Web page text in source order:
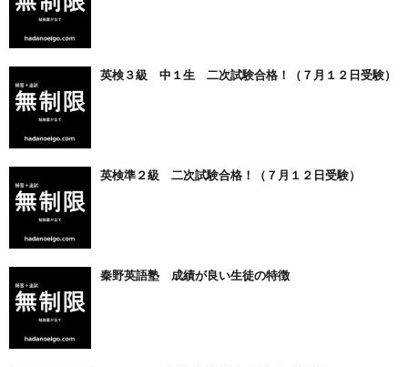
英検３級 中１生 二次試験合格！（７月１２日受験）
英検準２級 二次試験合格！（７月１２日受験）
秦野英語塾 成績が良い生徒の特徴